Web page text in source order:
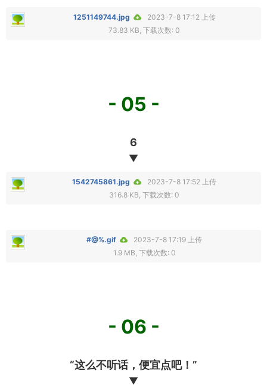
1251149744.jpg
2023-7-8 17:12 上传
73.83 KB, 下载次数: 0
- 05 -
6
▼
1542745861.jpg
2023-7-8 17:52 上传
316.8 KB, 下载次数: 0
#@%.gif
2023-7-8 17:19 上传
1.9 MB, 下载次数: 0
- 06 -
“这么不听话，便宜点吧！”
▼